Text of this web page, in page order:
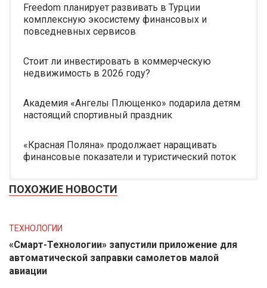
Freedom планирует развивать в Турции
комплексную экосистему финансовых и
повседневных сервисов
Стоит ли инвестировать в коммерческую
недвижимость в 2026 году?
Академия «Ангелы Плющенко» подарила детям
настоящий спортивный праздник
«Красная Поляна» продолжает наращивать
финансовые показатели и туристический поток
ПОХОЖИЕ НОВОСТИ
ТЕХНОЛОГИИ
«Смарт-Технологии» запустили приложение для
автоматической заправки самолетов малой
авиации